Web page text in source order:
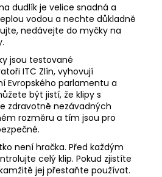
dudlík je velice snadná a
vodou a nechte důkladně
nedávejte do myčky na
jsou testované
ITC Zlín, vyhovují
Evropského parlamentu a
být jistí, že klipy s
zdravotně nezávadných
rozměru a tím jsou pro
není hračka. Před každým
celý klip. Pokud zjistíte
jej přestaňte používat.